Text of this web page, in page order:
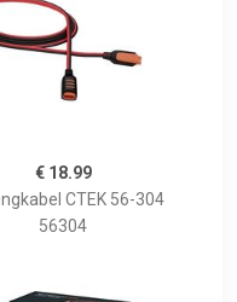
€ 18.99
CTEK 56-304
56304